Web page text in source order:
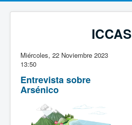
ICCAS
Miércoles, 22 Noviembre 2023
13:50
Entrevista sobre
Arsénico